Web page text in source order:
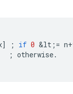
] ; if 0 &lt ; = n+
; otherwise.